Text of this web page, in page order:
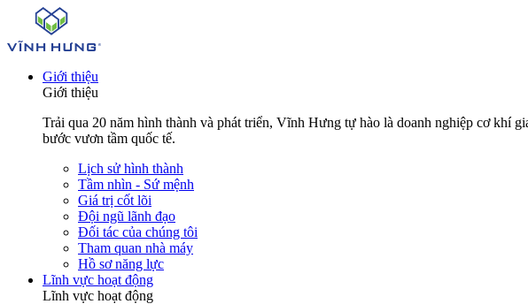
Giới thiệu
Giới thiệu
Trải qua 20 năm hình thành và phát triển, Vĩnh Hưng tự hào là doanh nghiệp cơ khí
bước vươn tầm quốc tế.
Lịch sử hình thành
Tầm nhìn - Sứ mệnh
Giá trị cốt lõi
Đội ngũ lãnh đạo
Đối tác của chúng tôi
Tham quan nhà máy
Hồ sơ năng lực
Lĩnh vực hoạt động
Lĩnh vực hoạt động